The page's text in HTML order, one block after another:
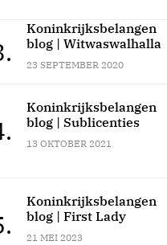
Koninkrijksbelangen
blog | Witwaswalhalla
23 SEPTEMBER 2020
Koninkrijksbelangen
blog | Sublicenties
13 OKTOBER 2021
Koninkrijksbelangen
blog | First Lady
21 MEI 2023